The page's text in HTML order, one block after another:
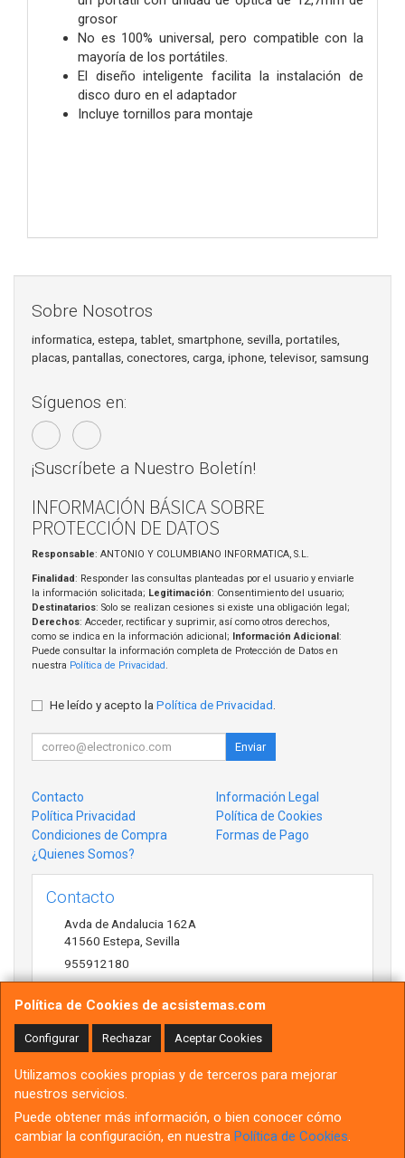
grosor
No es 100% universal, pero compatible con la
mayoría de los portátiles.
El diseño inteligente facilita la instalación de
disco duro en el adaptador
Incluye tornillos para montaje
Política de Cookies de acsistemas.com
Configurar Rechazar Aceptar Cookies
Utilizamos cookies propias y de terceros para mejorar
nuestros servicios.
Puede obtener más información, o bien conocer cómo
cambiar la configuración, en nuestra Política de Cookies.
Sobre Nosotros
informatica, estepa, tablet, smartphone, sevilla, portatiles,
placas, pantallas, conectores, carga, iphone, televisor, samsung
Síguenos en:
¡Suscríbete a Nuestro Boletín!
INFORMACIÓN BÁSICA SOBRE
PROTECCIÓN DE DATOS
Responsable: ANTONIO Y COLUMBIANO INFORMATICA, S.L.
Finalidad: Responder las consultas planteadas por el usuario y enviarle
la información solicitada; Legitimación: Consentimiento del usuario;
Destinatarios: Solo se realizan cesiones si existe una obligación legal;
Derechos: Acceder, rectificar y suprimir, así como otros derechos,
como se indica en la información adicional; Información Adicional:
Puede consultar la información completa de Protección de Datos en
nuestra Política de Privacidad.
He leído y acepto la Política de Privacidad
Enviar
Contacto
Información Legal
Política Privacidad
Política de Cookies
Condiciones de Compra
Formas de Pago
¿Quienes Somos?
Contacto
Avda de Andalucia 162A
41560 Estepa Sevilla
955912180
antonio@acsistemas.com
Horario
10:00h-13:30h 17:00h-20:30h
, , , , España. - C.I.F.: B91491514 - Tfno: